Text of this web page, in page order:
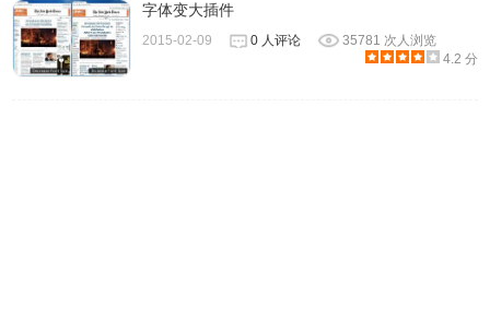
4、点击插件图标会出现下图调整操作菜单框，顶部是字体大
小调整栏，拖动进度条即可。
字体变大插件
2015-02-09 0 人评论
35781 次人浏览
4.2 分